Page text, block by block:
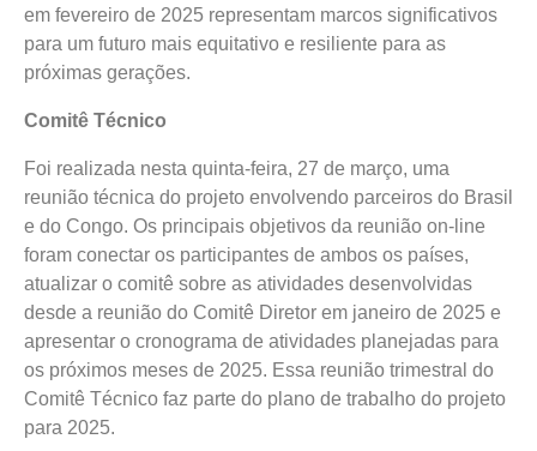
em fevereiro de 2025 representam marcos significativos
para um futuro mais equitativo e resiliente para as
próximas gerações.
Comitê Técnico
Foi realizada nesta quinta-feira, 27 de março, uma
reunião técnica do projeto envolvendo parceiros do Brasil
e do Congo. Os principais objetivos da reunião on-line
foram conectar os participantes de ambos os países,
atualizar o comitê sobre as atividades desenvolvidas
desde a reunião do Comitê Diretor em janeiro de 2025 e
apresentar o cronograma de atividades planejadas para
os próximos meses de 2025. Essa reunião trimestral do
Comitê Técnico faz parte do plano de trabalho do projeto
para 2025.